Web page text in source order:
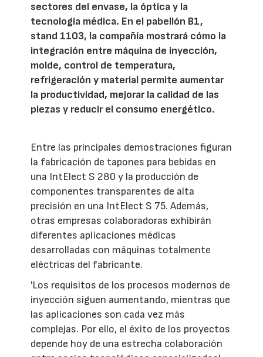
sectores del envase, la óptica y la
tecnología médica. En el pabellón B1,
stand 1103, la compañía mostrará cómo la
integración entre máquina de inyección,
molde, control de temperatura,
refrigeración y material permite aumentar
la productividad, mejorar la calidad de las
piezas y reducir el consumo energético.
Entre las principales demostraciones figuran
la fabricación de tapones para bebidas en
una IntElect S 280 y la producción de
componentes transparentes de alta
precisión en una IntElect S 75. Además,
otras empresas colaboradoras exhibirán
diferentes aplicaciones médicas
desarrolladas con máquinas totalmente
eléctricas del fabricante.
'Los requisitos de los procesos modernos de
inyección siguen aumentando, mientras que
las aplicaciones son cada vez más
complejas. Por ello, el éxito de los proyectos
depende hoy de una estrecha colaboración